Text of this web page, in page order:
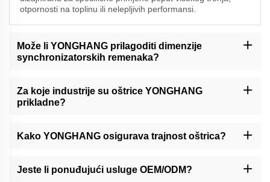
otpornosti na toplinu ili nelepljivih performansi.
Može li YONGHANG prilagoditi dimenzije
synchronizatorskih remenaka?
bismo stvorili prilagođene širine, jame, otvore i klape.
Za koje industrije su oštrice YONGHANG
prikladne?
opremu i širokoj industriji.
Kako YONGHANG osigurava trajnost oštrica?
što rezultira trakama s životnim vremenom za 30% dužim od
prosjeka.
Jeste li ponuđujući usluge OEM/ODM?